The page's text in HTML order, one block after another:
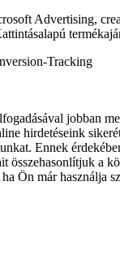
Advertising,
Tracking
jobban
hirdetéseink
Ennek
összehasonlítjuk a
Ön már használja